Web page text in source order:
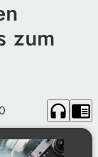
zum
headphones chrome_reader_mode